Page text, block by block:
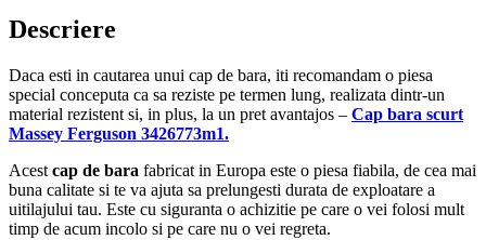
Descriere
Daca esti in cautarea unui cap de bara, iti recomandam o piesa
special conceputa ca sa reziste pe termen lung, realizata dintr-un
material rezistent si, in plus, la un pret avantajos – Cap bara scurt
Massey Ferguson 3426773m1.
Acest cap de bara fabricat in Europa este o piesa fiabila, de cea mai
buna calitate si te va ajuta sa prelungesti durata de exploatare a
uitilajului tau. Este cu siguranta o achizitie pe care o vei folosi mult
timp de acum incolo si pe care nu o vei regreta.